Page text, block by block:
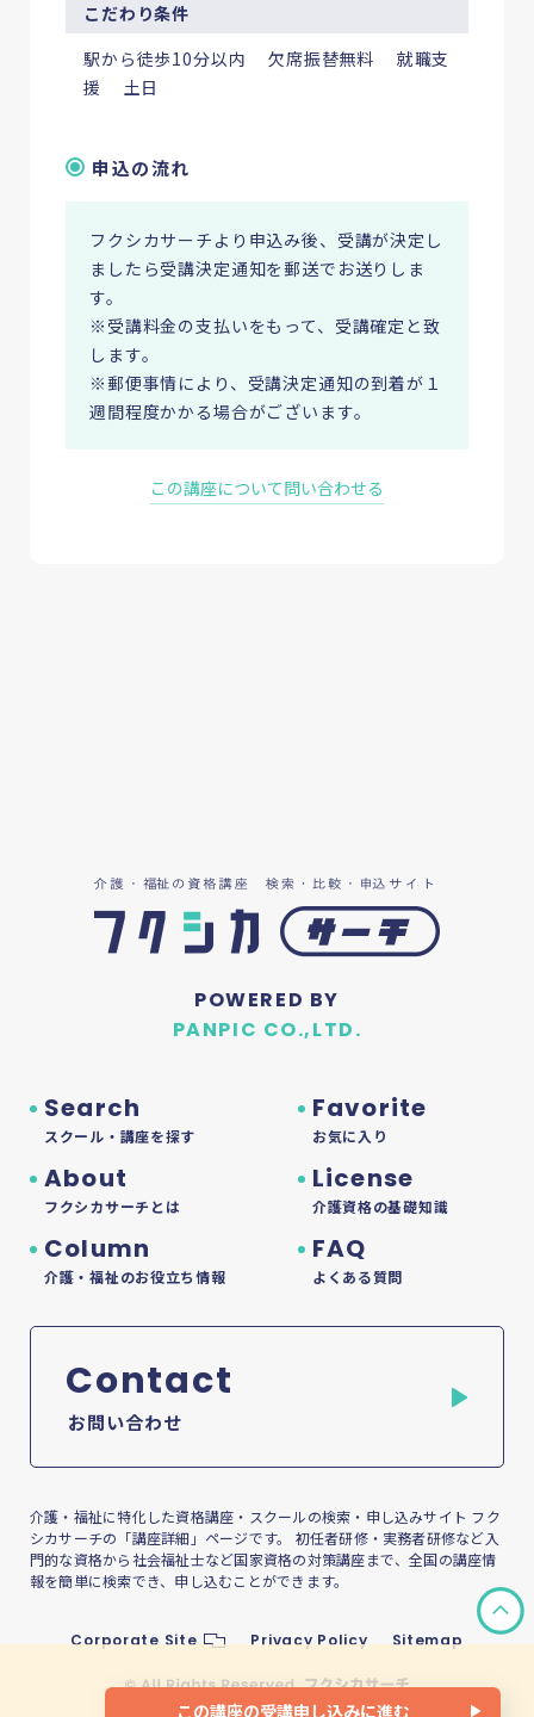
こだわり条件
駅から徒歩10分以内 欠席振替無料 就職支
援 土日
申込の流れ
フクシカサーチより申込み後、受講が決定し
ましたら受講決定通知を郵送でお送りしま
す。
※受講料金の支払いをもって、受講確定と致
します。
※郵便事情により、受講決定通知の到着が１
週間程度かかる場合がございます。
この講座について問い合わせる
この講座の受講申し込みに進む
POWERED BY
PANPIC CO.,LTD.
Search
スクール・講座を探す
Favorite
お気に入り
About
フクシカサーチとは
License
介護資格の基礎知識
Column
介護・福祉のお役立ち情報
FAQ
よくある質問
Contact
お問い合わせ
介護・福祉に特化した資格講座・スクールの検索・申し込みサイト フク
シカサーチの「講座詳細」ページです。 初任者研修・実務者研修など入
門的な資格から社会福祉士など国家資格の対策講座まで、全国の講座情
報を簡単に検索でき、申し込むことができます。
Corporate Site Privacy Policy Sitemap